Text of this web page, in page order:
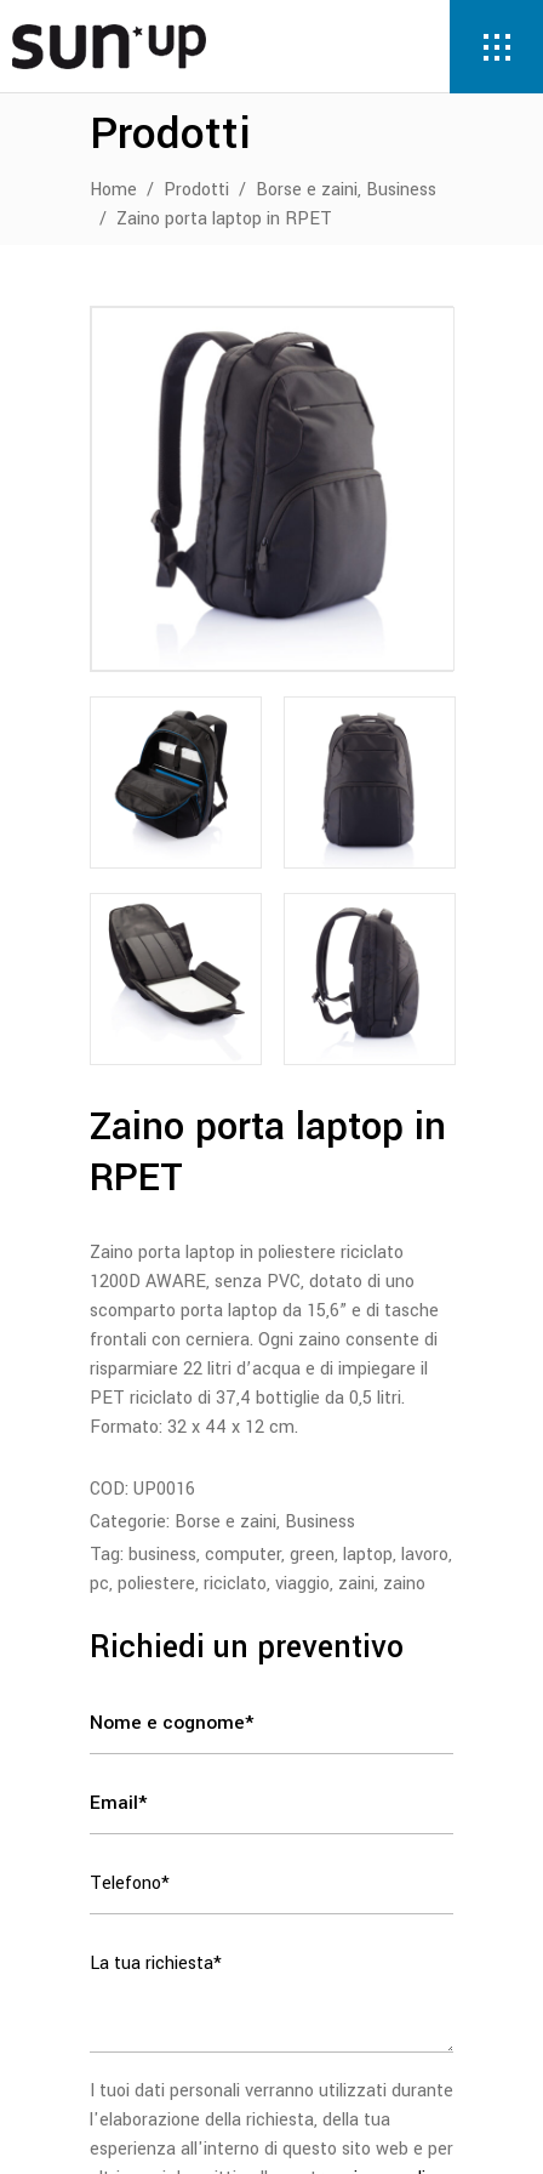
Prodotti
Home / Prodotti / Borse e zaini, Business
/ Zaino porta laptop in RPET
Zaino porta laptop in
RPET
Zaino porta laptop in poliestere riciclato
1200D AWARE, senza PVC, dotato di uno
scomparto porta laptop da 15,6” e di tasche
frontali con cerniera. Ogni zaino consente di
risparmiare 22 litri d’acqua e di impiegare il
PET riciclato di 37,4 bottiglie da 0,5 litri.
Formato: 32 x 44 x 12 cm.
COD: UP0016
Categorie: Borse e zaini, Business
Tag: business, computer, green, laptop, lavoro,
pc, poliestere, riciclato, viaggio, zaini, zaino
Richiedi un preventivo
I tuoi dati personali verranno utilizzati durante
l'elaborazione della richiesta, della tua
esperienza all'interno di questo sito web e per